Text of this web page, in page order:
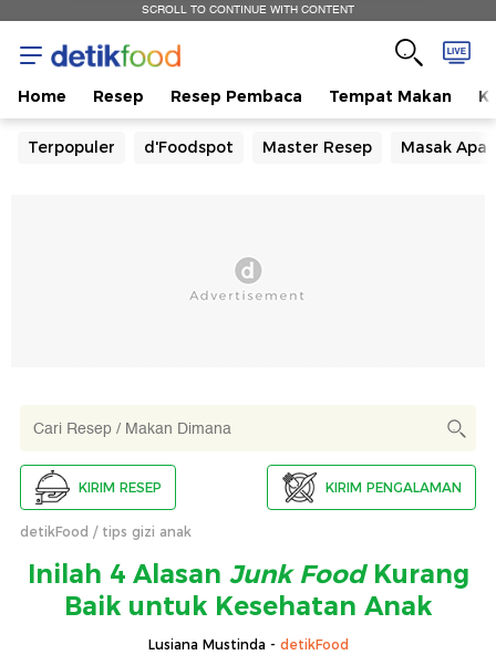
SCROLL TO CONTINUE WITH CONTENT
Home Resep Resep Pembaca Tempat Makan
Terpopuler d'Foodspot Master Resep Masak Apa
KIRIM RESEP KIRIM PENGALAMAN
detikFood tips gizi anak
Inilah 4 Alasan Junk FoodKurang
Baik untuk Kesehatan Anak
Lusiana Mustinda - detikFood